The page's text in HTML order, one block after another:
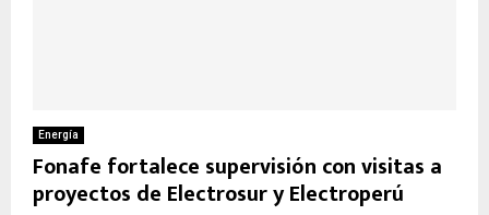
Energía
Fonafe fortalece supervisión con visitas a
proyectos de Electrosur y Electroperú